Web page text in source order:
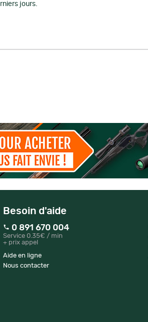
jours.
Besoin d'aide
0 891 670 004
Service 0.35€ / min
+ prix appel
Aide en ligne
Nous contacter